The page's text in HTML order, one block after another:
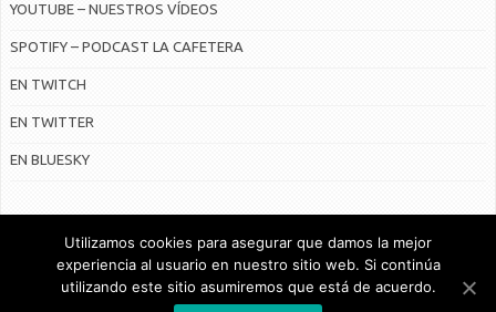
YOUTUBE – NUESTROS VÍDEOS
SPOTIFY – PODCAST LA CAFETERA
EN TWITCH
EN TWITTER
EN BLUESKY
© Radiocable en Internet S.L.
Utilizamos cookies para asegurar que damos la mejor
experiencia al usuario en nuestro sitio web. Si continúa
utilizando este sitio asumiremos que está de acuerdo.